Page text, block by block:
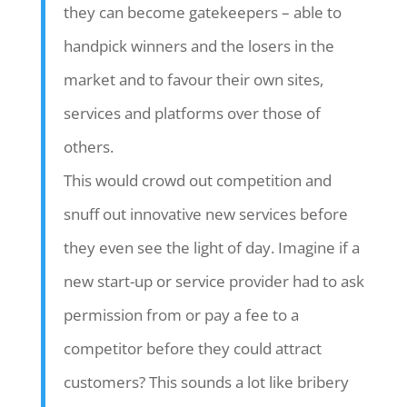
they can become gatekeepers – able to
handpick winners and the losers in the
market and to favour their own sites,
services and platforms over those of
others.
This would crowd out competition and
snuff out innovative new services before
they even see the light of day. Imagine if a
new start-up or service provider had to ask
permission from or pay a fee to a
competitor before they could attract
customers? This sounds a lot like bribery